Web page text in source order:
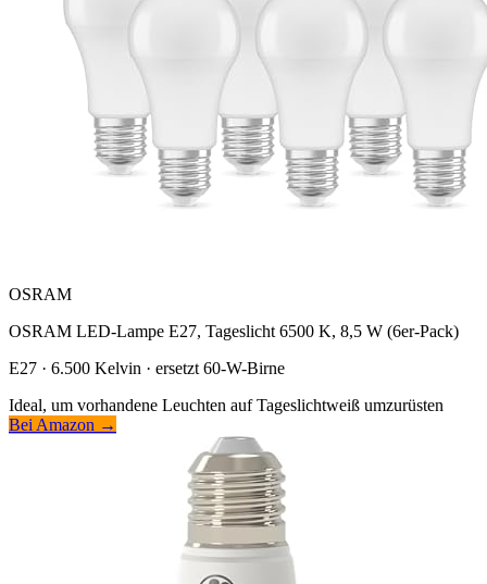
OSRAM
OSRAM LED-Lampe E27, Tageslicht 6500 K, 8,5 W (6er-Pack)
E27 · 6.500 Kelvin · ersetzt 60-W-Birne
Ideal, um vorhandene Leuchten auf Tageslichtweiß umzurüsten
Bei Amazon →